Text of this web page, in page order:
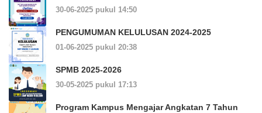
30-06-2025 pukul 14:50
PENGUMUMAN KELULUSAN 2024-2025
01-06-2025 pukul 20:38
SPMB 2025-2026
30-05-2025 pukul 17:13
Program Kampus Mengajar Angkatan 7 Tahun